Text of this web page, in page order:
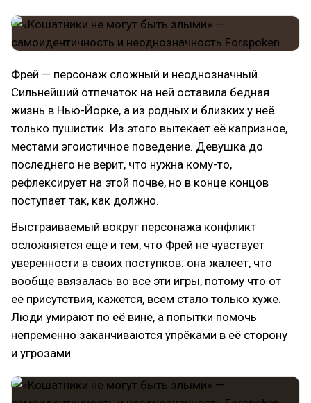
Фрей — персонаж сложный и неоднозначный.
Сильнейший отпечаток на ней оставила бедная
жизнь в Нью-Йорке, а из родных и близких у неё
только пушистик. Из этого вытекает её капризное,
местами эгоистичное поведение. Девушка до
последнего не верит, что нужна кому-то,
рефлексирует на этой почве, но в конце концов
поступает так, как должно.
Выстраиваемый вокруг персонажа конфликт
осложняется ещё и тем, что Фрей не чувствует
уверенности в своих поступков: она жалеет, что
вообще ввязалась во все эти игры, потому что от
её присутствия, кажется, всем стало только хуже.
Люди умирают по её вине, а попытки помочь
непременно заканчиваются упрёками в её сторону
и угрозами.